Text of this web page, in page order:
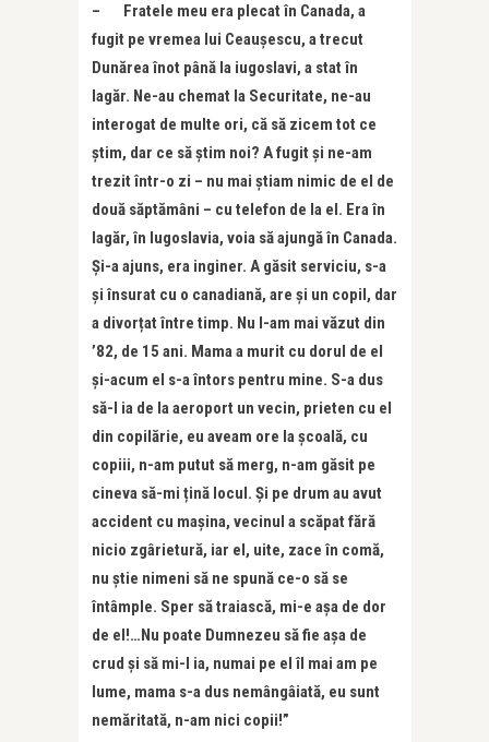
– Fratele meu era plecat în Canada, a
fugit pe vremea lui Ceaușescu, a trecut
Dunărea înot până la iugoslavi, a stat în
lagăr. Ne-au chemat la Securitate, ne-au
interogat de multe ori, că să zicem tot ce
știm, dar ce să știm noi? A fugit și ne-am
trezit într-o zi – nu mai știam nimic de el de
două săptămâni – cu telefon de la el. Era în
lagăr, în Iugoslavia, voia să ajungă în Canada.
Și-a ajuns, era inginer. A găsit serviciu, s-a
și însurat cu o canadiană, are și un copil, dar
a divorțat între timp. Nu l-am mai văzut din
’82, de 15 ani. Mama a murit cu dorul de el
și-acum el s-a întors pentru mine. S-a dus
să-l ia de la aeroport un vecin, prieten cu el
din copilărie, eu aveam ore la școală, cu
copiii, n-am putut să merg, n-am găsit pe
cineva să-mi țină locul. Și pe drum au avut
accident cu mașina, vecinul a scăpat fără
nicio zgârietură, iar el, uite, zace în comă,
nu știe nimeni să ne spună ce-o să se
întâmple. Sper să traiască, mi-e așa de dor
de el!…Nu poate Dumnezeu să fie așa de
crud și să mi-l ia, numai pe el îl mai am pe
lume, mama s-a dus nemângâiată, eu sunt
nemăritată, n-am nici copii!”